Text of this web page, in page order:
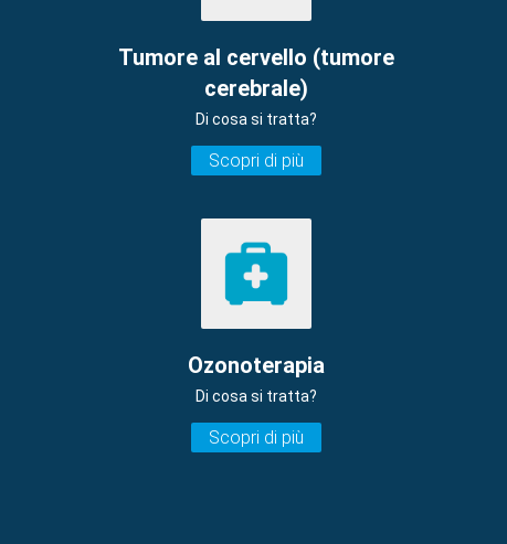
Tumore al cervello (tumore
cerebrale)
Di cosa si tratta?
Scopri di più
Ozonoterapia
Di cosa si tratta?
Scopri di più